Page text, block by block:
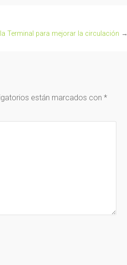
Terminal para mejorar la circulación →
están marcados con *